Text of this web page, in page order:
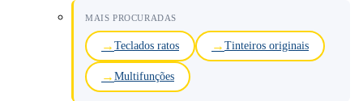
MAIS PROCURADAS
Teclados ratos Tinteiros originais
Multifunções